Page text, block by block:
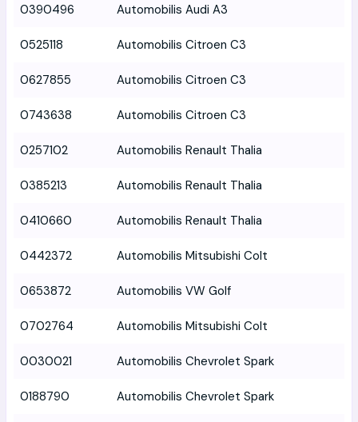
0390496 Automobilis Audi A3
0525118 Automobilis Citroen C3
0627855 Automobilis Citroen C3
0743638 Automobilis Citroen C3
0257102 Automobilis Renault Thalia
0385213 Automobilis Renault Thalia
0410660 Automobilis Renault Thalia
0442372 Automobilis Mitsubishi Colt
0653872 Automobilis VW Golf
0702764 Automobilis Mitsubishi Colt
0030021 Automobilis Chevrolet Spark
0188790 Automobilis Chevrolet Spark